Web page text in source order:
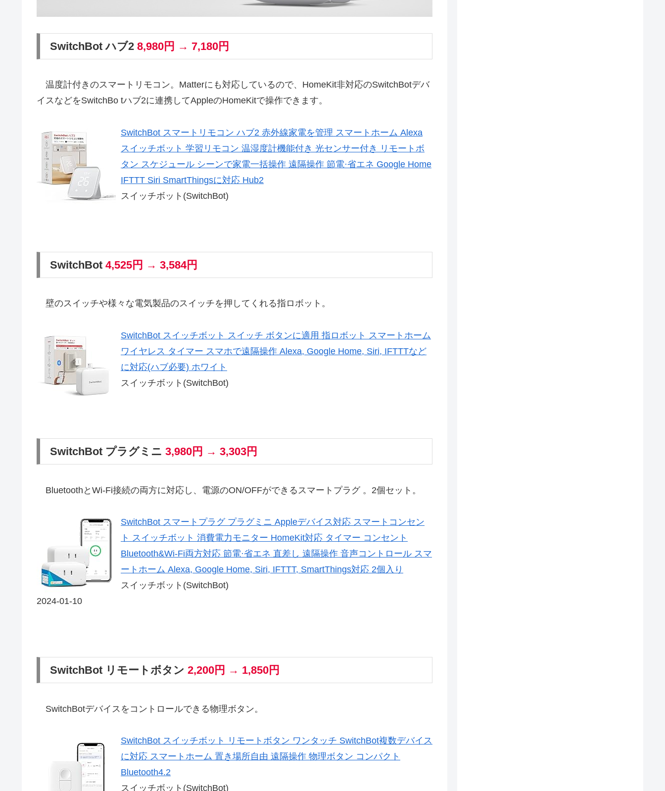
SwitchBot ハブ2 8,980円 → 7,180円
温度計付きのスマートリモコン。Matterにも対応しているので、HomeKit非対応のSwitchBotデバ
イスなどをSwitchBo tハブ2に連携してAppleのHomeKitで操作できます。
SwitchBot スマートリモコン ハブ2 赤外線家電を管理 スマートホーム Alexa
スイッチボット 学習リモコン 温湿度計機能付き 光センサー付き リモートボ
タン スケジュール シーンで家電一括操作 遠隔操作 節電·省エネ Google Home
IFTTT Siri SmartThingsに対応 Hub2
スイッチボット(SwitchBot)
SwitchBot 4,525円 → 3,584円
壁のスイッチや様々な電気製品のスイッチを押してくれる指ロボット。
SwitchBot スイッチボット スイッチ ボタンに適用 指ロボット スマートホーム
ワイヤレス タイマー スマホで遠隔操作 Alexa, Google Home, Siri, IFTTTなど
に対応(ハブ必要) ホワイト
スイッチボット(SwitchBot)
SwitchBot プラグミニ 3,980円 → 3,303円
BluetoothとWi-Fi接続の両方に対応し、電源のON/OFFができるスマートプラグ 。2個セット。
SwitchBot スマートプラグ プラグミニ Appleデバイス対応 スマートコンセン
ト スイッチボット 消費電力モニター HomeKit対応 タイマー コンセント
Bluetooth&Wi-Fi両方対応 節電·省エネ 直差し 遠隔操作 音声コントロール スマ
ートホーム Alexa, Google Home, Siri, IFTTT, SmartThings対応 2個入り
スイッチボット(SwitchBot)
2024-01-10
SwitchBot リモートボタン 2,200円 → 1,850円
SwitchBotデバイスをコントロールできる物理ボタン。
SwitchBot スイッチボット リモートボタン ワンタッチ SwitchBot複数デバイス
に対応 スマートホーム 置き場所自由 遠隔操作 物理ボタン コンパクト
Bluetooth4.2
スイッチボット(SwitchBot)